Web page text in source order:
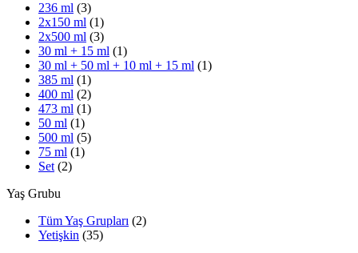
236 ml (3)
2x150 ml (1)
2x500 ml (3)
30 ml + 15 ml (1)
30 ml + 50 ml + 10 ml + 15 ml (1)
385 ml (1)
400 ml (2)
473 ml (1)
50 ml (1)
500 ml (5)
75 ml (1)
Set (2)
Yaş Grubu
Tüm Yaş Grupları (2)
Yetişkin (35)